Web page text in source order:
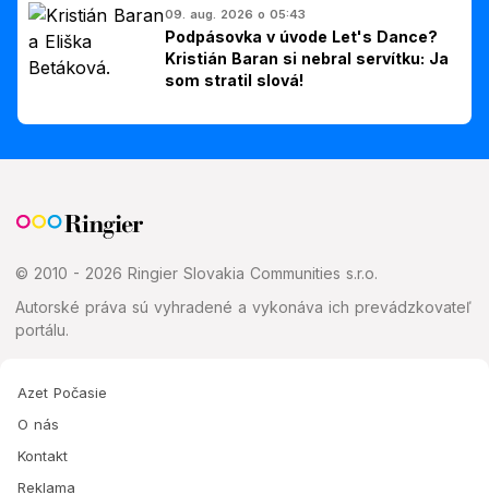
09. aug. 2026 o 05:43
Podpásovka v úvode Let's Dance?
Kristián Baran si nebral servítku: Ja
som stratil slová!
© 2010 - 2026 Ringier Slovakia Communities s.r.o.
Autorské práva sú vyhradené a vykonáva ich prevádzkovateľ
portálu.
Azet Počasie
O nás
Kontakt
Reklama